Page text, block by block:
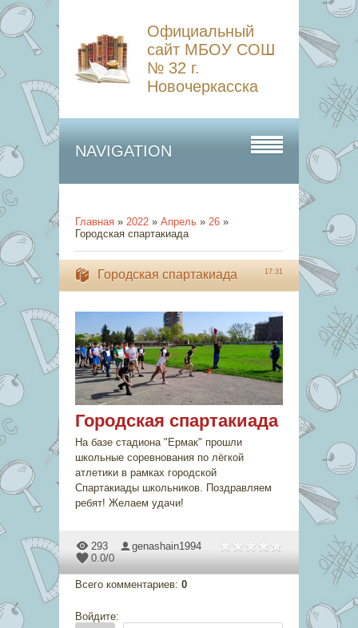
Официальный
сайт МБОУ СОШ
№ 32 г.
Новочеркасска
NAVIGATION
Главная » 2022 » Апрель » 26 »
Городская спартакиада
17:31
Городская спартакиада
Городская спартакиада
На базе стадиона "Ермак" прошли
школьные соревнования по лёгкой
атлетики в рамках городской
Спартакиады школьников. Поздравляем
ребят! Желаем удачи!
293
genashain1994
0.0/0
Всего комментариев: 0
Войдите: